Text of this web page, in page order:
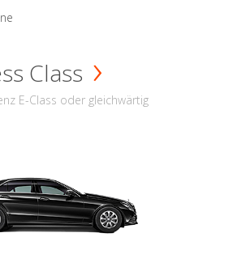
Class
E-Class oder gleichwärtig